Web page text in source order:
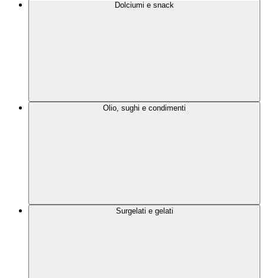
Dolciumi e snack
Olio, sughi e condimenti
Surgelati e gelati